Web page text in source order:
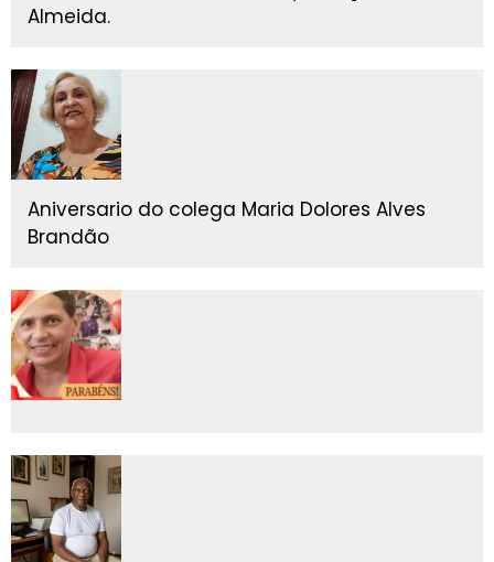
Almeida.
Aniversario do colega Maria Dolores Alves
Brandão